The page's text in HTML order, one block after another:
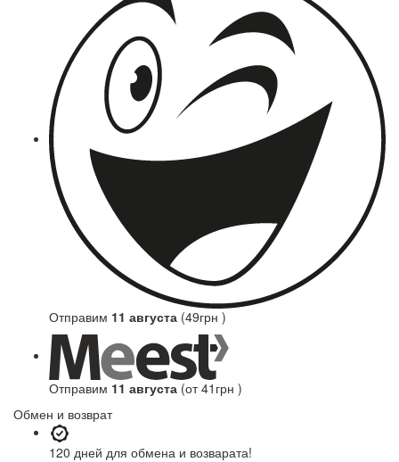
Отправим 11 августа (49грн )
Отправим 11 августа (от 41грн )
Обмен и возврат
120 дней для обмена и возварата!